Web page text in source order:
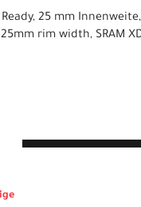
25 mm
rim width, SRAM